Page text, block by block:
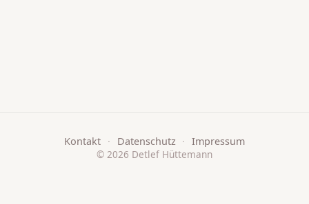
Kontakt · Datenschutz · Impressum
© 2026 Detlef Hüttemann